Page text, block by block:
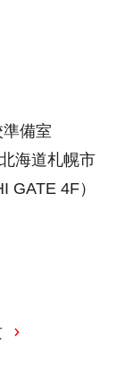
備室
海道札幌市
GATE 4F）